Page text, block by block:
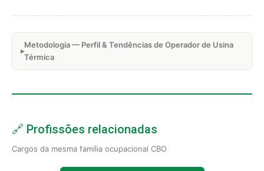
Metodologia — Perfil & Tendências de Operador de Usina
Térmica
🔗 Profissões relacionadas
Cargos da mesma família ocupacional CBO